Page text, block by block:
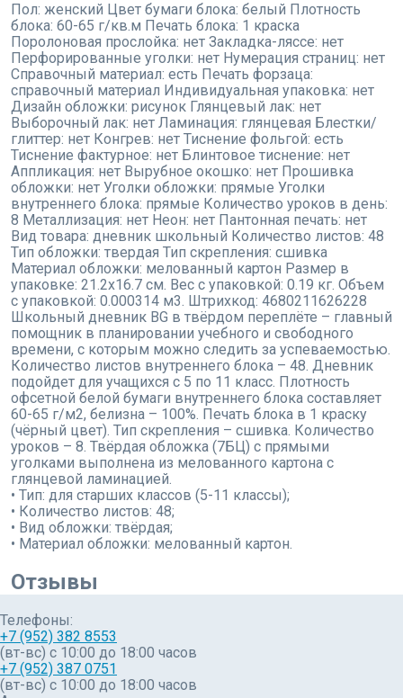
Пол: женский Цвет бумаги блока: белый Плотность
блока: 60-65 г/кв.м Печать блока: 1 краска
Поролоновая прослойка: нет Закладка-ляссе: нет
Перфорированные уголки: нет Нумерация страниц: нет
Справочный материал: есть Печать форзаца:
справочный материал Индивидуальная упаковка: нет
Дизайн обложки: рисунок Глянцевый лак: нет
Выборочный лак: нет Ламинация: глянцевая Блестки/
глиттер: нет Конгрев: нет Тиснение фольгой: есть
Тиснение фактурное: нет Блинтовое тиснение: нет
Аппликация: нет Вырубное окошко: нет Прошивка
обложки: нет Уголки обложки: прямые Уголки
внутреннего блока: прямые Количество уроков в день:
8 Металлизация: нет Неон: нет Пантонная печать: нет
Вид товара: дневник школьный Количество листов: 48
Тип обложки: твердая Тип скрепления: сшивка
Материал обложки: мелованный картон Размер в
упаковке: 21.2x16.7 см. Вес с упаковкой: 0.19 кг. Объем
с упаковкой: 0.000314 м3. Штрихкод: 4680211626228
Школьный дневник BG в твёрдом переплёте – главный
помощник в планировании учебного и свободного
времени, с которым можно следить за успеваемостью.
Количество листов внутреннего блока – 48. Дневник
подойдет для учащихся с 5 по 11 класс. Плотность
офсетной белой бумаги внутреннего блока составляет
60-65 г/м2, белизна – 100%. Печать блока в 1 краску
(чёрный цвет). Тип скрепления – сшивка. Количество
уроков – 8. Твёрдая обложка (7БЦ) с прямыми
уголками выполнена из мелованного картона с
глянцевой ламинацией.
• Тип: для старших классов (5-11 классы);
• Количество листов: 48;
• Вид обложки: твёрдая;
• Материал обложки: мелованный картон.
Отзывы
Телефоны:
+7 (952) 382 8553
(вт-вс) c 10:00 до 18:00 часов
+7 (952) 387 0751
(вт-вс) с 10:00 до 18:00 часов